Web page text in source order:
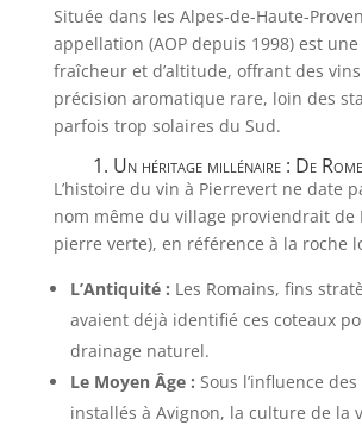
Située dans les Alpes-de-Haute-
appellation (AOP depuis 1998) est
fraîcheur et d’altitude, offrant des vins
précision aromatique rare, loin des
parfois trop solaires du Sud.
1. Un héritage millénaire : De
L’histoire du vin à Pierrevert ne date
nom même du village proviendrait de
pierre verte), en référence à la roche
L’Antiquité : Les Romains, fins
avaient déjà identifié ces coteaux
drainage naturel.
Le Moyen Âge : Sous l’influence des
installés à Avignon, la culture de la